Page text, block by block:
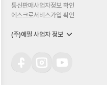
통신판매사업자정보 확인
에스크로서비스가입 확인
(주)에필 사업자 정보